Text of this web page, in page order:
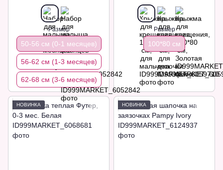
Размер
50-56 см (0-1 месяцев)
56-62 см (1-3 месяцев)
62-68 см (3-6 месяцев)
Размер
100*80 см
НОВИНКА НОВИНКА